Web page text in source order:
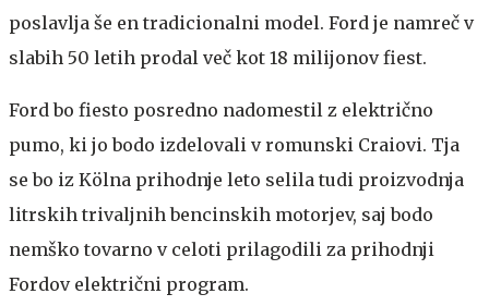
poslavlja še en tradicionalni model. Ford je namreč v
slabih 50 letih prodal več kot 18 milijonov fiest.
Ford bo fiesto posredno nadomestil z električno
pumo, ki jo bodo izdelovali v romunski Craiovi. Tja
se bo iz Kölna prihodnje leto selila tudi proizvodnja
litrskih trivaljnih bencinskih motorjev, saj bodo
nemško tovarno v celoti prilagodili za prihodnji
Fordov električni program.